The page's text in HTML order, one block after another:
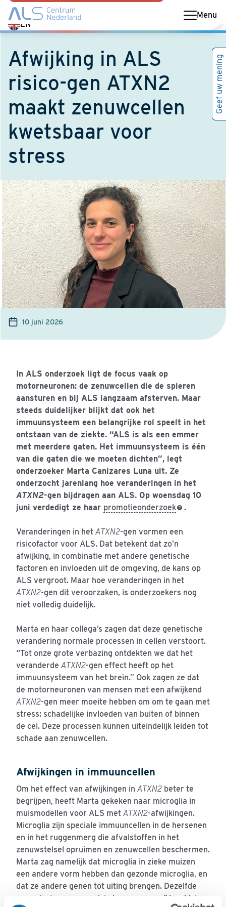
Menu
EN
Switch
language
English
Afwijking in ALS
risico-gen ATXN2
maakt zenuwcellen
kwetsbaar voor
stress
10 juni 2026
In ALS onderzoek ligt de focus vaak op
motorneuronen: de zenuwcellen die de spieren
aansturen en bij ALS langzaam afsterven. Maar
steeds duidelijker blijkt dat ook het
immuunsysteem een belangrijke rol speelt in het
ontstaan van de ziekte. “ALS is als een emmer
met meerdere gaten. Het immuunsysteem is één
van die gaten die we moeten dichten”, legt
onderzoeker Marta Canizares Luna uit. Ze
onderzocht jarenlang hoe veranderingen in het
ATXN2-gen bijdragen aan ALS. Op woensdag 10
juni verdedigt ze haar promotieonderzoek .
Veranderingen in het ATXN2-gen vormen een
risicofactor voor ALS. Dat betekent dat zo’n
afwijking, in combinatie met andere genetische
factoren en invloeden uit de omgeving, de kans op
ALS vergroot. Maar hoe veranderingen in het
ATXN2-gen dit veroorzaken, is onderzoekers nog
niet volledig duidelijk.
Marta en haar collega’s zagen dat deze genetische
verandering normale processen in cellen verstoort.
“Tot onze grote verbazing ontdekten we dat het
veranderde ATXN2-gen effect heeft op het
immuunsysteem van het brein.” Ook zagen ze dat
de motorneuronen van mensen met een afwijkend
ATXN2-gen meer moeite hebben om om te gaan met
stress: schadelijke invloeden van buiten of binnen
de cel. Deze processen kunnen uiteindelijk leiden tot
schade aan zenuwcellen.
Afwijkingen in immuuncellen
Om het effect van afwijkingen in ATXN2 beter te
begrijpen, heeft Marta gekeken naar microglia in
muismodellen voor ALS met ATXN2-afwijkingen.
Microglia zijn speciale immuuncellen in de hersenen
en in het ruggenmerg die afvalstoffen in het
zenuwstelsel opruimen en zenuwcellen beschermen.
Marta zag namelijk dat microglia in zieke muizen
een andere vorm hebben dan gezonde microglia, en
dat ze andere genen tot uiting brengen. Dezelfde
verandering zag ze ook in hersenorganoïden: kleine,
Geef uw mening